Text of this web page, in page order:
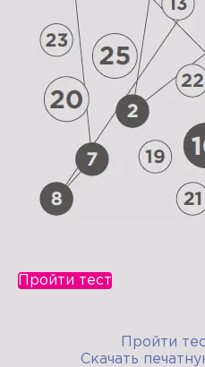
Пройти тест
Пройти
Скачать